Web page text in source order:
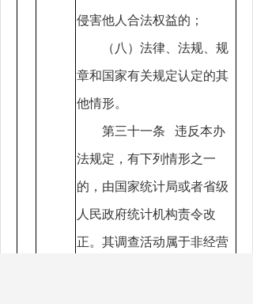
侵害他人合法权益的；
（八）法律、法规、规
章和国家有关规定认定的其
他情形。
第三十一条 违反本办
法规定，有下列情形之一
的，由国家统计局或者省级
人民政府统计机构责令改
正。其调查活动属于非经营